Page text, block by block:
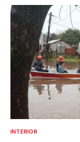
INTERIOR